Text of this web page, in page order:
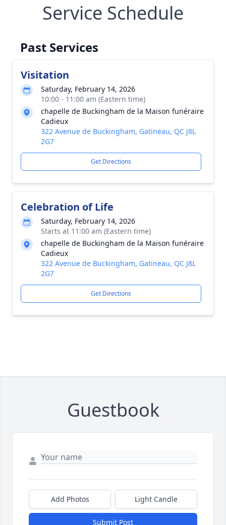
Service Schedule
Past Services
Visitation
Saturday, February 14, 2026
10:00 - 11:00 am (Eastern time)
chapelle de Buckingham de la Maison funéraire
Cadieux
322 Avenue de Buckingham, Gatineau, QC J8L
2G7
Get Directions
Celebration of Life
Saturday, February 14, 2026
Starts at 11:00 am (Eastern time)
chapelle de Buckingham de la Maison funéraire
Cadieux
322 Avenue de Buckingham, Gatineau, QC J8L
2G7
Get Directions
Guestbook
Add Photos Light Candle
Submit Post